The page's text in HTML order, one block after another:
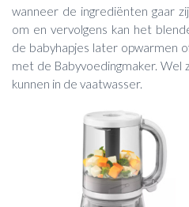
wanneer de ingrediënten gaar
om en vervolgens kan het
de babyhapjes later opwarmen
met de Babyvoedingmaker.
kunnen in de vaatwasser.